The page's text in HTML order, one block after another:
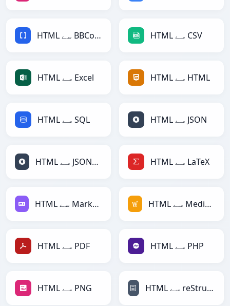
HTML سے BBCode HTML سے CSV
HTML سے Excel HTML سے HTML
HTML سے SQL HTML سے JSON
HTML سے JSONLines HTML سے LaTeX
HTML سے Markdown HTML سے MediaWiki
HTML سے PDF HTML سے PHP
HTML سے PNG HTML سے reStructuredText